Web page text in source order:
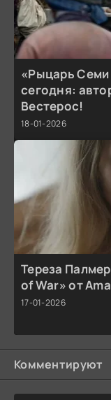
«Рыцарь Семи
сегодня:
Вестерос!
18-01-2026
Тереза
of War» от
17-01-2026
Комментируют